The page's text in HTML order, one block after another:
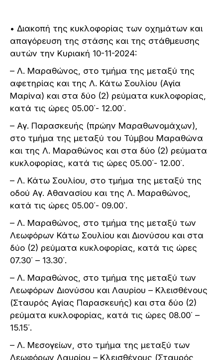
• Διακοπή της κυκλοφορίας των οχημάτων και
απαγόρευση της στάσης και της στάθμευσης
αυτών την Κυριακή 10-11-2024:
– Λ. Μαραθώνος, στο τμήμα της μεταξύ της
αφετηρίας και της Λ. Κάτω Σουλίου (Αγία
Μαρίνα) και στα δύο (2) ρεύματα κυκλοφορίας,
κατά τις ώρες 05.00΄- 12.00΄.
– Αγ. Παρασκευής (πρώην Μαραθωνομάχων),
στο τμήμα της μεταξύ του Τύμβου Μαραθώνα
και της Λ. Μαραθώνος και στα δύο (2) ρεύματα
κυκλοφορίας, κατά τις ώρες 05.00΄- 12.00΄.
– Λ. Κάτω Σουλίου, στο τμήμα της μεταξύ της
οδού Αγ. Αθανασίου και της Λ. Μαραθώνος,
κατά τις ώρες 05.00΄- 09.00΄.
– Λ. Μαραθώνος, στο τμήμα της μεταξύ των
Λεωφόρων Κάτω Σουλίου και Διονύσου και στα
δύο (2) ρεύματα κυκλοφορίας, κατά τις ώρες
07.30΄ – 13.30΄.
– Λ. Μαραθώνος, στο τμήμα της μεταξύ των
Λεωφόρων Διονύσου και Λαυρίου – Κλεισθένους
(Σταυρός Αγίας Παρασκευής) και στα δύο (2)
ρεύματα κυκλοφορίας, κατά τις ώρες 08.00΄ –
15.15΄.
– Λ. Μεσογείων, στο τμήμα της μεταξύ των
Λεωφόρων Λαυρίου – Κλεισθένους (Σταυρός